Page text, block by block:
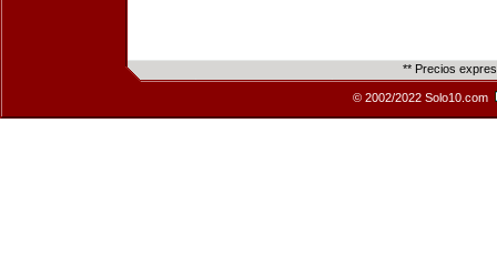
** Precios
© 2002/2022 Solo10.com